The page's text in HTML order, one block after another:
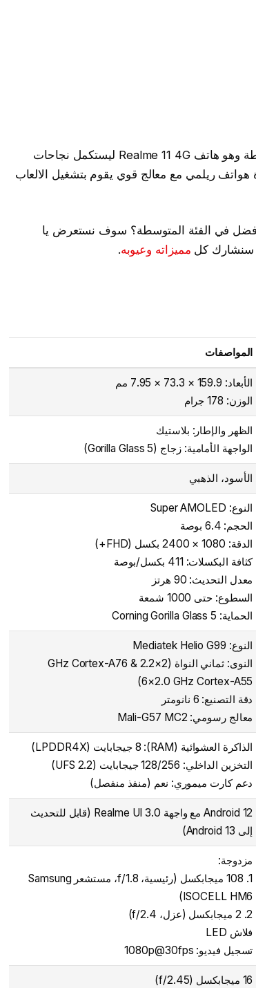
شركة ريلمي كانت قد أطلقت هاتفها في الفئة المتوسطة وهو هاتف Realme 11 4G ليستكمل نجاحات
ريلمي مع معالج قوي يقوم بتشغيل الالعاب
في الفئة المتوسطة؟ سوف نستعرض يا
مميزاته وعيوبه.
المواصفات
الأبعاد: 159.9 × 73.3 × 7.95 مم
الوزن: 178 جرام
الظهر والإطار: بلاستيك
الواجهة الأمامية: زجاج (Gorilla Glass 5)
الأسود، الذهبي
النوع: Super AMOLED
الحجم: 6.4 بوصة
الدقة: 1080 × 2400 بكسل (FHD+)
كثافة البكسلات: 411 بكسل/بوصة
معدل التحديث: 90 هرتز
السطوع: حتى 1000 شمعة
الحماية: Corning Gorilla Glass 5
النوع: Mediatek Helio G99
النوى: ثماني النواة (2×2.2 GHz Cortex-A76 &
6×2.0 GHz Cortex-A55)
دقة التصنيع: 6 نانومتر
معالج رسومي: Mali-G57 MC2
الذاكرة العشوائية (RAM): 8 جيجابايت (LPDDR4X)
التخزين الداخلي: 128/256 جيجابايت (UFS 2.2)
دعم كارت ميموري: نعم (منفذ منفصل)
Android 12 مع واجهة Realme UI 3.0 (قابل للتحديث
إلى Android 13)
مزدوجة:
1. 108 ميجابكسل (رئيسية، f/1.8، مستشعر Samsung
ISOCELL HM6)
2. 2 ميجابكسل (عزل، f/2.4)
فلاش LED
تسجيل فيديو: 1080p@30fps
16 ميجابكسل (f/2.45)